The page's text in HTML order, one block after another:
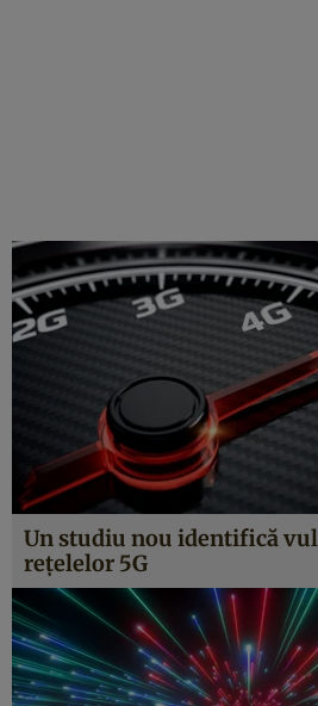
Un studiu nou identifică
reţelelor 5G